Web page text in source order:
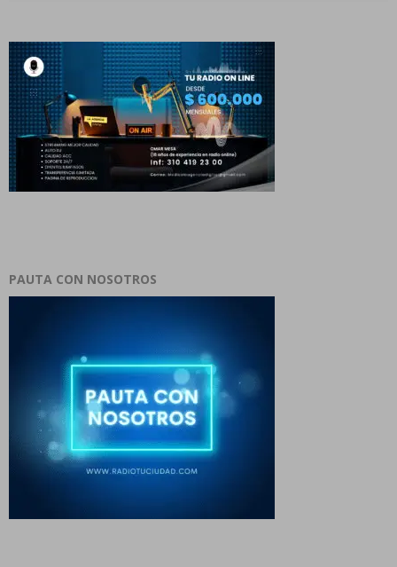
PAUTA CON NOSOTROS